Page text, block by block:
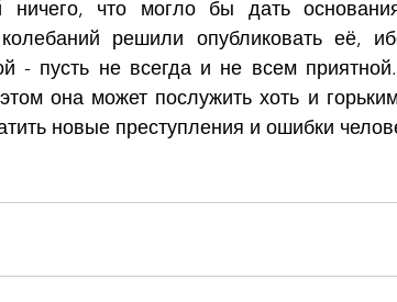
что могло бы дать
решили опубликовать её,
- пусть не всегда и не всем
она может послужить хоть и
новые преступления и ошибки